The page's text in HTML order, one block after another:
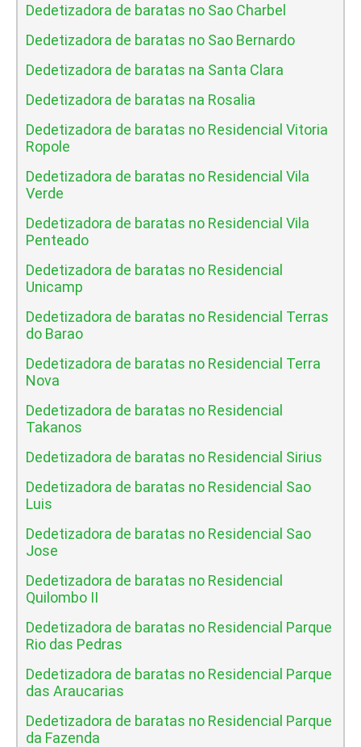
Dedetizadora de baratas no Sao Charbel
Dedetizadora de baratas no Sao Bernardo
Dedetizadora de baratas na Santa Clara
Dedetizadora de baratas na Rosalia
Dedetizadora de baratas no Residencial Vitoria
Ropole
Dedetizadora de baratas no Residencial Vila
Verde
Dedetizadora de baratas no Residencial Vila
Penteado
Dedetizadora de baratas no Residencial
Unicamp
Dedetizadora de baratas no Residencial Terras
do Barao
Dedetizadora de baratas no Residencial Terra
Nova
Dedetizadora de baratas no Residencial
Takanos
Dedetizadora de baratas no Residencial Sirius
Dedetizadora de baratas no Residencial Sao
Luis
Dedetizadora de baratas no Residencial Sao
Jose
Dedetizadora de baratas no Residencial
Quilombo II
Dedetizadora de baratas no Residencial Parque
Rio das Pedras
Dedetizadora de baratas no Residencial Parque
das Araucarias
Dedetizadora de baratas no Residencial Parque
da Fazenda